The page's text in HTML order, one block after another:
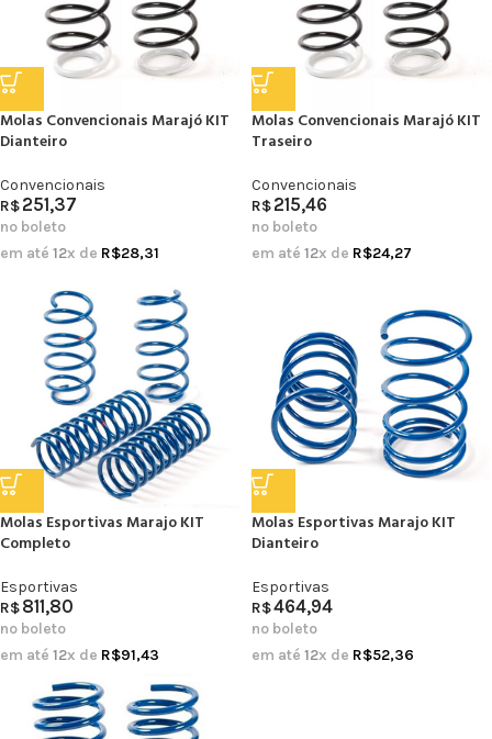
Molas Convencionais Marajó KIT
Dianteiro
Convencionais
R$251,37
no boleto
em até 12x de R$28,31
Molas Convencionais Marajó KIT
Traseiro
Convencionais
R$215,46
no boleto
em até 12x de R$24,27
Molas Esportivas Marajo KIT
Completo
Esportivas
R$811,80
no boleto
em até 12x de R$91,43
Molas Esportivas Marajo KIT
Dianteiro
Esportivas
R$464,94
no boleto
em até 12x de R$52,36